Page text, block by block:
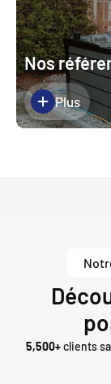
Nos
Plus
5,500+clients